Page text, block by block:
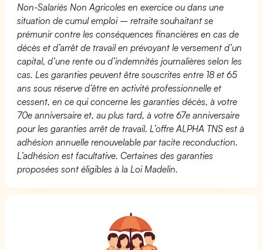
Non-Salariés Non Agricoles en exercice ou dans une
situation de cumul emploi – retraite souhaitant se
prémunir contre les conséquences financières en cas de
décès et d’arrêt de travail en prévoyant le versement d’un
capital, d’une rente ou d’indemnités journalières selon les
cas. Les garanties peuvent être souscrites entre 18 et 65
ans sous réserve d’être en activité professionnelle et
cessent, en ce qui concerne les garanties décès, à votre
70e anniversaire et, au plus tard, à votre 67e anniversaire
pour les garanties arrêt de travail. L’offre ALPHA TNS est à
adhésion annuelle renouvelable par tacite reconduction.
L’adhésion est facultative. Certaines des garanties
proposées sont éligibles à la Loi Madelin.